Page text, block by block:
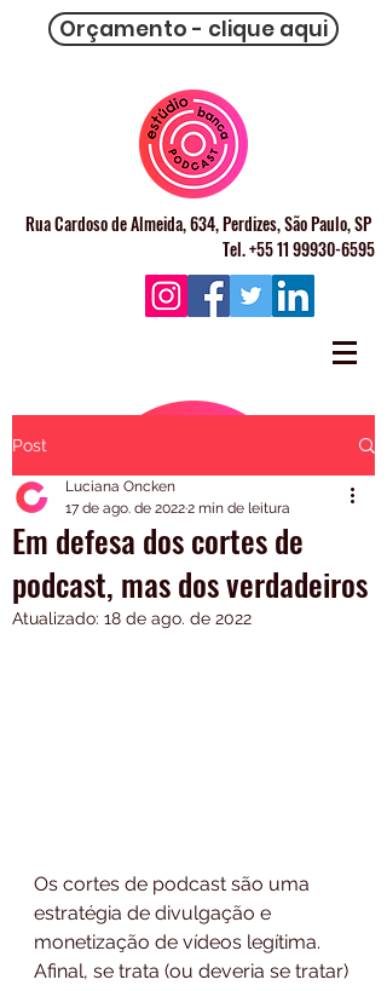
Orçamento - clique aqui
Rua Cardoso de Almeida, 634, Perdizes, São Paulo, SP
Tel. +55 11 99930-6595
Post
Em defesa dos cortes de
podcast, mas dos verdadeiros
Luciana Oncken
17 de ago. de 20222 min de leitura
Atualizado: 18 de ago. de 2022
Os cortes de podcast são uma
estratégia de divulgação e
monetização de vídeos legítima.
Afinal, se trata (ou deveria se tratar)